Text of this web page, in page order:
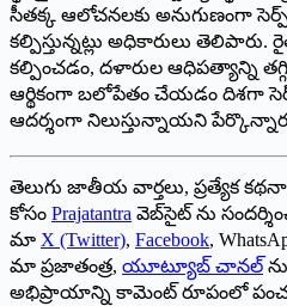
సీతక్క ఆలోచనలకు అనుగుణంగా
కల్పిస్తున్నట్లు అధికారులు
కల్పించడం, దళారుల ఆధిపత్యాన్ని
ఆర్థికంగా బలోపేతం చేయడం దిశగా
ఆదర్శంగా నిలుస్తున్నాయని
తెలుగు జాతీయ వార్తలు, ప్రత్యేక
కోసం Prajatantra వెబ్‌సైట్ ను
మా X (Twitter), Facebook,
మా ప్రజాతంత్ర, యూట్యూబ్ చానల్
అభిప్రాయాన్ని కామెంట్ రూపంలో